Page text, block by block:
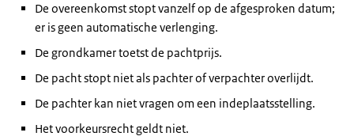
De overeenkomst stopt vanzelf op de afgesproken datum;
er is geen automatische verlenging.
De grondkamer toetst de pachtprijs.
De pacht stopt niet als pachter of verpachter overlijdt.
De pachter kan niet vragen om een indeplaatsstelling.
Het voorkeursrecht geldt niet.